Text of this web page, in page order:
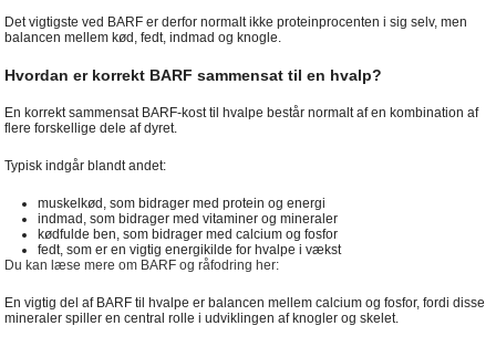
Det vigtigste ved BARF er derfor normalt ikke proteinprocenten i sig selv, men
balancen mellem kød, fedt, indmad og knogle.
Hvordan er korrekt BARF sammensat til en hvalp?
En korrekt sammensat BARF-kost til hvalpe består normalt af en kombination af
flere forskellige dele af dyret.
Typisk indgår blandt andet:
muskelkød, som bidrager med protein og energi
indmad, som bidrager med vitaminer og mineraler
kødfulde ben, som bidrager med calcium og fosfor
fedt, som er en vigtig energikilde for hvalpe i vækst
Du kan læse mere om BARF og råfodring her:
En vigtig del af BARF til hvalpe er balancen mellem calcium og fosfor, fordi disse
mineraler spiller en central rolle i udviklingen af knogler og skelet.